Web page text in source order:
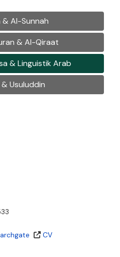
Al-Sunnah
& Al-Qiraat
& Linguistik Arab
Usuluddin
CV